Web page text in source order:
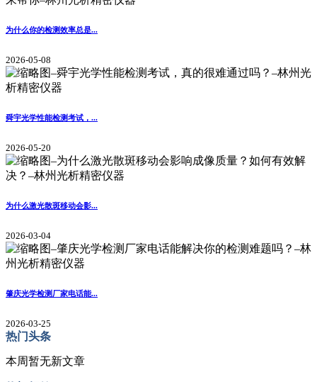
为什么你的检测效率总是...
2026-05-08
舜宇光学性能检测考试，...
2026-05-20
为什么激光散斑移动会影...
2026-03-04
肇庆光学检测厂家电话能...
2026-03-25
热门头条
本周暂无新文章